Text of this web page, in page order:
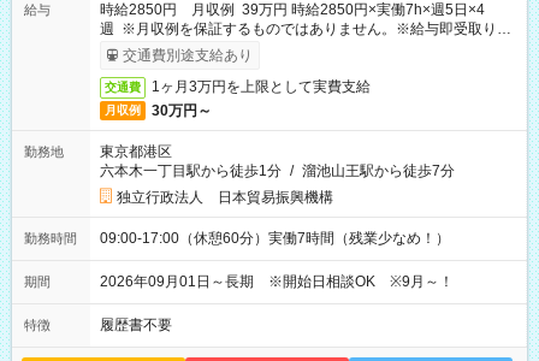
給与
時給2850円 月収例 39万円 時給2850円×実働7h×週5日×4
週 ※月収例を保証するものではありません。※給与即受取りサ
ービス利用可（利用条件有）
交通費別途支給あり
交通費 1ヶ月3万円を上限として実費支給
月収例 30万円～
勤務地
東京都港区
六本木一丁目駅から徒歩1分 / 溜池山王駅から徒歩7分
独立行政法人 日本貿易振興機構
勤務時間 09:00-17:00（休憩60分）実働7時間（残業少なめ！）
期間 2026年09月01日～長期 ※開始日相談OK ※9月～！
特徴 履歴書不要